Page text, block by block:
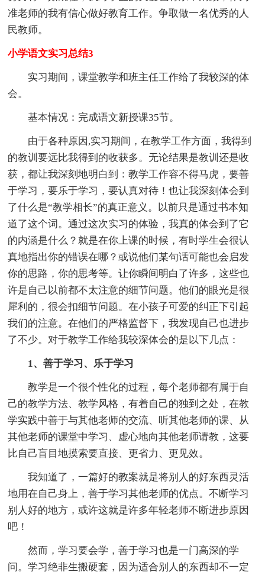
准老师的我有信心做好教育工作。争取做一名优秀的人
民教师。
小学语文实习总结3
实习期间，课堂教学和班主任工作给了我较深的体
会。
基本情况：完成语文新授课35节。
由于各种原因,实习期间，在教学工作方面，我得到
的教训要远比我得到的收获多。无论结果是教训还是收
获，都让我深刻地明白到：教学工作容不得马虎，要善
于学习，要乐于学习，要认真对待！也让我深刻体会到
了什么是“教学相长”的真正意义。以前只是通过书本知
道了这个词。通过这次实习的体验，我真的体会到了它
的内涵是什么？就是在你上课的时候，有时学生会很认
真地指出你的错误在哪？或说他们某句话可能也会启发
你的思路，你的思考等。让你瞬间明白了许多，这些也
许是自己以前都不太注意的细节问题。他们的眼光是很
犀利的，很会扣细节问题。在小孩子可爱的纠正下引起
我们的注意。在他们的严格监督下，我发现自己也进步
了不少。对于教学工作给我较深体会的是以下几点：
1、善于学习、乐于学习
教学是一个很个性化的过程，每个老师都有属于自
己的教学方法、教学风格，有着自己的独到之处，在教
学实践中善于与其他老师的交流、听其他老师的课、从
其他老师的课堂中学习、虚心地向其他老师请教，这要
比自己盲目地摸索要直接、更省力、更见效。
我知道了，一篇好的教案就是将别人的好东西灵活
地用在自己身上，善于学习其他老师的优点。不断学习
别人好的地方，或许这就是许多年轻老师不断进步原因
吧！
然而，学习要会学，善于学习也是一门高深的学
问。学习绝非生搬硬套，因为适合别人的东西却不一定